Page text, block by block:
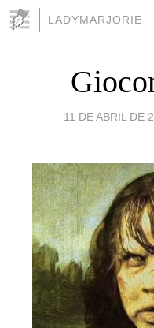
LADYMARJORIE
11 DE ABRIL DE